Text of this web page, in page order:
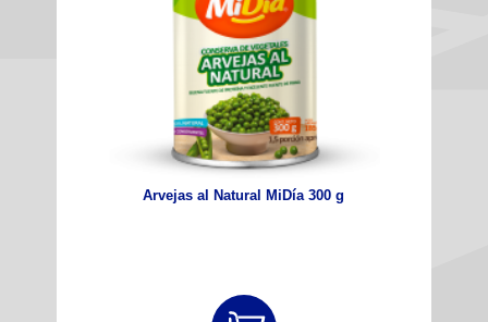
Arvejas al Natural MiDía 300 g